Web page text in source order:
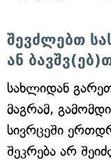
შევძლებთ
ან
სახლიდან
მაგრამ,
სივრცეში
შეკრება არ